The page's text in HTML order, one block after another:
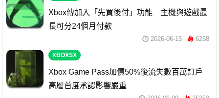
Xbox傳加入「先買後付」功能 主機與遊戲最
長可分24個月付款
2026-06-15 6258
XBOXSX
Xbox Game Pass加價50%後流失數百萬訂戶
高層首度承認影響嚴重